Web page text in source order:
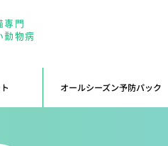
門
動物病
オールシーズン予防パック